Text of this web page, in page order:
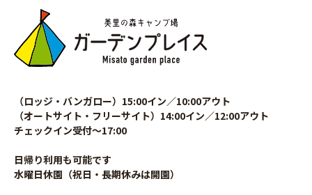
（ロッジ・バンガロー）15:00イン／10:00アウト
（オートサイト・フリーサイト）14:00イン／12:00アウト
チェックイン受付〜17:00
日帰り利用も可能です
水曜日休園（祝日・長期休みは開園）